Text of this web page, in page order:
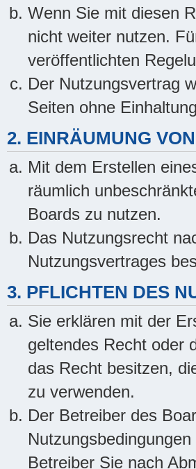
Wenn Sie mit diesen
nicht weiter nutzen.
veröffentlichten
Der Nutzungsvertrag
Seiten ohne
2. EINRÄUMUNG
Mit dem Erstellen
räumlich
Boards zu nutzen.
Das Nutzungsrecht
Nutzungsvertrages
3. PFLICHTEN DES
Sie erklären mit der
geltendes Recht oder
das Recht besitzen,
zu verwenden.
Der Betreiber des
Betreiber Sie nach